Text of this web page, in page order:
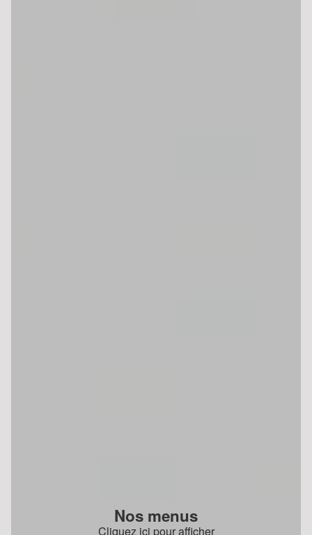
Nos menus
Cliquez ici pour afficher